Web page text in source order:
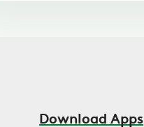
Download Apps